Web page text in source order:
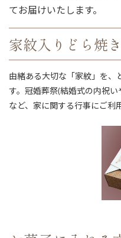
てお届けいたします。
家紋入りどら焼
由緒ある大切な「家紋」を、
す。冠婚葬祭(結婚式の内祝
など、家に関する行事にご利